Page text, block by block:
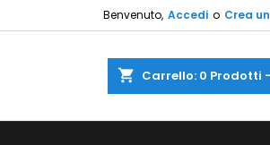
Benvenuto, Accedi o Crea
shopping_cart Carrello: 0 Prodotti